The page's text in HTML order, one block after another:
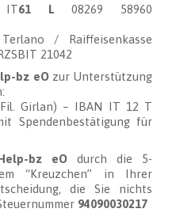
61 L 08269 58960
/ Raiffeisenkasse
21042
bz eOzur Unterstützung
Girlan) – IBAN IT 12 T
Spendenbestätigung für
bz eO durch die 5-
“Kreuzchen” in Ihrer
die Sie nichts
94090030217